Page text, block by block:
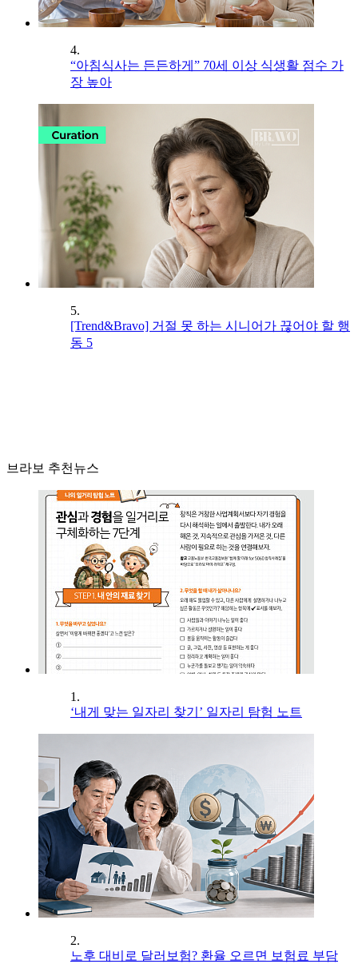
4.
“아침식사는 든든하게” 70세 이상 식생활 점수 가
장 높아
5.
[Trend&Bravo] 거절 못 하는 시니어가 끊어야 할 행
동 5
브라보 추천뉴스
1.
‘내게 맞는 일자리 찾기’ 일자리 탐험 노트
2.
노후 대비로 달러보험? 환율 오르면 보험료 부담